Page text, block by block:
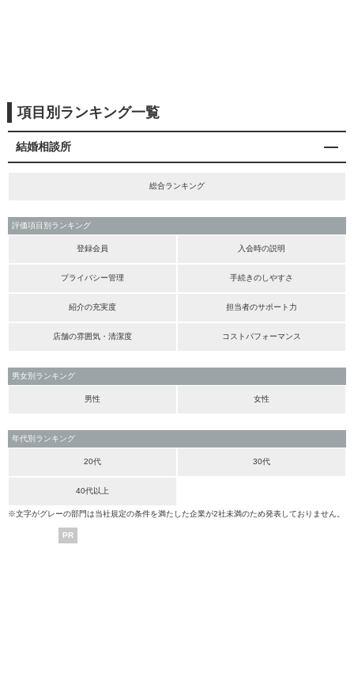
項目別ランキング一覧
結婚相談所
総合ランキング
評価項目別ランキング
登録会員 入会時の説明
プライバシー管理 手続きのしやすさ
紹介の充実度 担当者のサポート力
店舗の雰囲気・清潔度 コストパフォーマンス
男女別ランキング
男性 女性
年代別ランキング
20代 30代
40代以上
※文字がグレーの部門は当社規定の条件を満たした企業が2社未満のため発表しておりません。
PR